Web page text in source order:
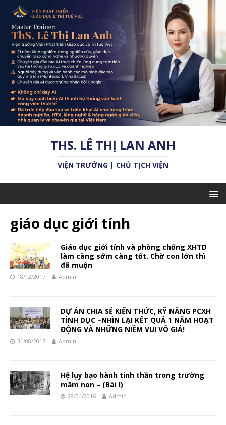
THS. LÊ THỊ LAN ANH
VIỆN TRƯỞNG | CHỦ TỊCH VIỆN
giáo dục giới tính
Giáo dục giới tính và phòng chống XHTD
làm càng sớm càng tốt. Chờ con lớn thì
đã muộn
18/12/2017 Admin
DỰ ÁN CHIA SẺ KIẾN THỨC, KỸ NĂNG PCXH
TÌNH DỤC –NHÌN LẠI KẾT QUẢ 1 NĂM HOẠT
ĐỘNG VÀ NHỮNG NIỀM VUI VÔ GIÁ!
31/08/2017 Admin
Hệ lụy bạo hành tinh thần trong trường
mầm non – (Bài I)
28/04/2016 Admin